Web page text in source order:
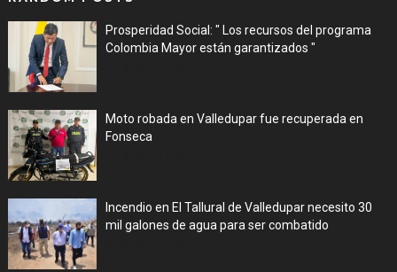
Prosperidad Social: " Los recursos del programa
Colombia Mayor están garantizados "
Moto robada en Valledupar fue recuperada en
Fonseca
Incendio en El Tallural de Valledupar necesito 30
mil galones de agua para ser combatido